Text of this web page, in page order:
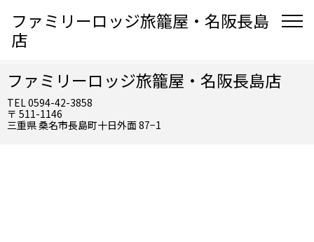
ファミリーロッジ旅籠屋・名阪長島
店
ファミリーロッジ旅籠屋・名阪長島店
TEL 0594-42-3858
〒 511-1146
三重県 桑名市長島町十日外面 87−1